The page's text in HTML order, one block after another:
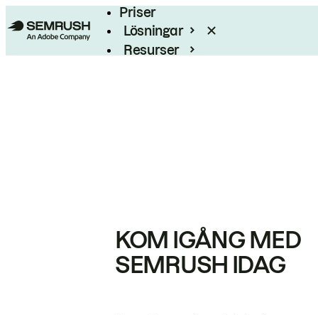
Priser
Lösningar
Resurser
KOM IGÅNG MED
SEMRUSH IDAG